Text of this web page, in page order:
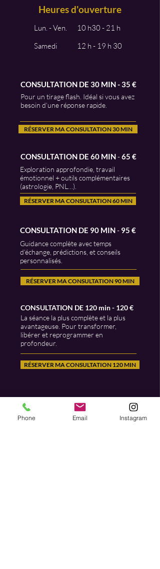
Heures d'ouverture
Lun. - Ven.
10 h30 - 21 h
Samedi
12 h - 19 h 30
CONSULTATION DE 30 MIN - 35 €
Pour un tirage flash. Idéal si vous avez
besoin d’une réponse rapide.
RÉSERVER MA CONSULTATION 30 MIN
CONSULTATION DE 60 MIN-65 €
Exploration approfondie, travail
émotionnel + outils complémentaires
(astrologie, PNL…).
RÉSERVER MA CONSULTATION 60 MIN
CONSULTATION DE 90 MIN- 95 €
Guidance complète avec temps
d’échange, prédictions, et conseils
personnalisés.
RÉSERVER MA CONSULTATION 90 MIN
CONSULTATION DE 120 min - 120 €
La séance la plus complète et la plus
avantageuse. Pour transformer,
libérer et reprogrammer en
profondeur.
RÉSERVER MA CONSULTATION 120 MIN
RÉSERVER MA CONSULTATION
Phone Email Instagram